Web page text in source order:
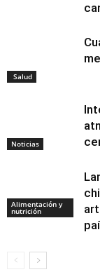
Salud
Noticias
Alimentación y
nutrición